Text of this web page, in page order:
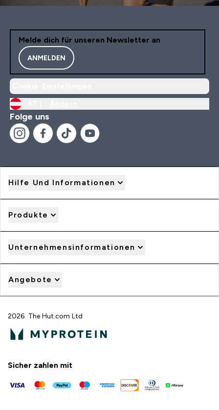
Melde dich für unseren Newsletter an
ANMELDEN
Folge uns
Hilfe Und Informationen
Produkte
Unternehmensinformationen
Angebote
2026 The Hut.com Ltd
Sicher zahlen mit